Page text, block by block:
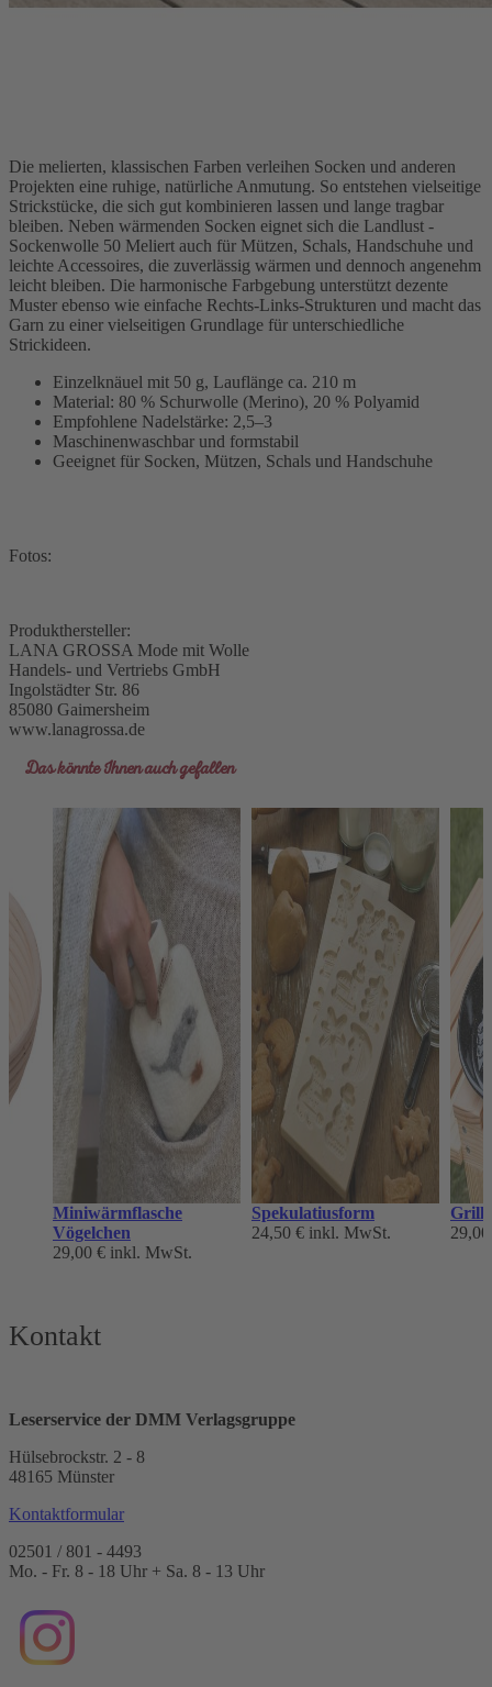
Die melierten, klassischen Farben verleihen Socken und anderen
Projekten eine ruhige, natürliche Anmutung. So entstehen vielseitige
Strickstücke, die sich gut kombinieren lassen und lange tragbar
bleiben. Neben wärmenden Socken eignet sich die Landlust -
Sockenwolle 50 Meliert auch für Mützen, Schals, Handschuhe und
leichte Accessoires, die zuverlässig wärmen und dennoch angenehm
leicht bleiben. Die harmonische Farbgebung unterstützt dezente
Muster ebenso wie einfache Rechts-Links-Strukturen und macht das
Garn zu einer vielseitigen Grundlage für unterschiedliche
Strickideen.
Einzelknäuel mit 50 g, Lauflänge ca. 210 m
Material: 80 % Schurwolle (Merino), 20 % Polyamid
Empfohlene Nadelstärke: 2,5–3
Maschinenwaschbar und formstabil
Geeignet für Socken, Mützen, Schals und Handschuhe
Fotos:
Produkthersteller:
LANA GROSSA Mode mit Wolle
Handels- und Vertriebs GmbH
Ingolstädter Str. 86
85080 Gaimersheim
www.lanagrossa.de
Das könnte Ihnen auch gefallen
Miniwärmflasche
Vögelchen
29,00 € inkl. MwSt.
Spekulatiusform
24,50 € inkl. MwSt.
Kontakt
Leserservice der DMM Verlagsgruppe
Hülsebrockstr. 2 - 8
48165 Münster
Kontaktformular
02501 / 801 - 4493
Mo. - Fr. 8 - 18 Uhr + Sa. 8 - 13 Uhr